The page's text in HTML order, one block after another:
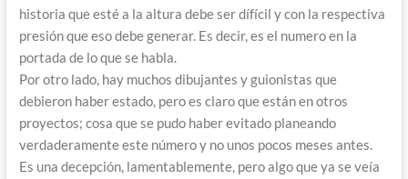
historia que esté a la altura debe ser dífícil y con la respectiva
presión que eso debe generar. Es decir, es el numero en la
portada de lo que se habla.
Por otro lado, hay muchos dibujantes y guionistas que
debieron haber estado, pero es claro que están en otros
proyectos; cosa que se pudo haber evitado planeando
verdaderamente este número y no unos pocos meses antes.
Es una decepción, lamentablemente, pero algo que ya se veía